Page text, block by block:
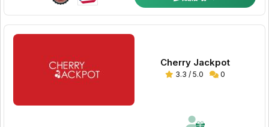
Cherry Jackpot
3.3 / 5.0 0